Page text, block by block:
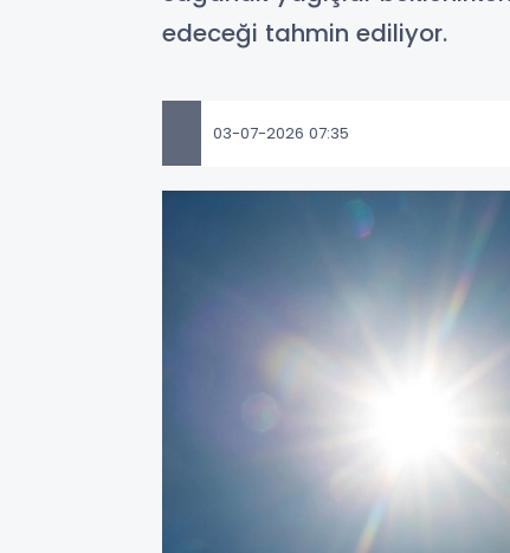
edeceği tahmin ediliyor.
03-07-2026 07:35